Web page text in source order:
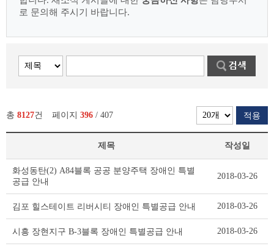
로 문의해 주시기 바랍니다.
총 8127건 페이지 396 / 407 적용
새
소
리
제목 작성일
화성동탄(2) A84블록 공공 분양주택 장애인 특별
공급 안내
2018-03-26
김포 힐스테이트 리버시티 장애인 특별공급 안내 2018-03-26
시흥 장현지구 B-3블록 장애인 특별공급 안내 2018-03-26